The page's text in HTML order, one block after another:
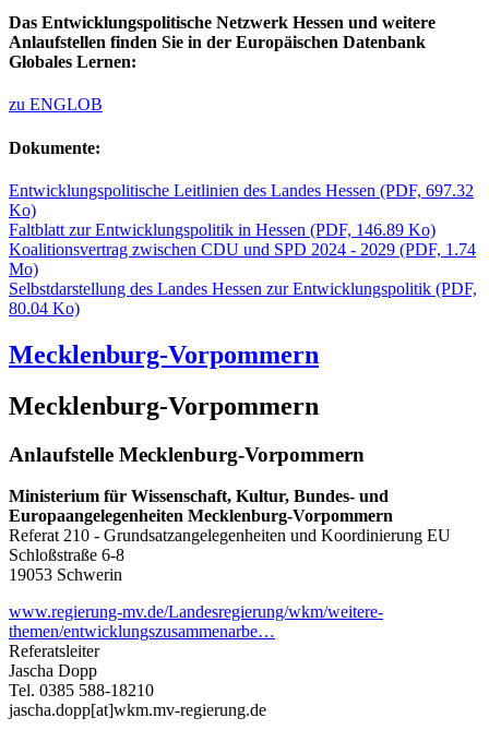
Das Entwicklungspolitische Netzwerk Hessen und weitere
Anlaufstellen finden Sie in der Europäischen Datenbank
Globales Lernen:
zu ENGLOB
Dokumente:
Entwicklungspolitische Leitlinien des Landes Hessen (PDF, 697.32
Ko)
Faltblatt zur Entwicklungspolitik in Hessen (PDF, 146.89 Ko)
Koalitionsvertrag zwischen CDU und SPD 2024 - 2029 (PDF, 1.74
Mo)
Selbstdarstellung des Landes Hessen zur Entwicklungspolitik (PDF,
80.04 Ko)
Mecklenburg-Vorpommern
Mecklenburg-Vorpommern
Anlaufstelle Mecklenburg-Vorpommern
Ministerium für Wissenschaft, Kultur, Bundes- und
Europaangelegenheiten Mecklenburg-Vorpommern
Referat 210 - Grundsatzangelegenheiten und Koordinierung EU
Schloßstraße 6-8
19053 Schwerin
www.regierung-mv.de/Landesregierung/wkm/weitere-
themen/entwicklungszusammenarbe…
Referatsleiter
Jascha Dopp
Tel. 0385 588-18210
jascha.dopp[at]wkm.mv-regierung.de